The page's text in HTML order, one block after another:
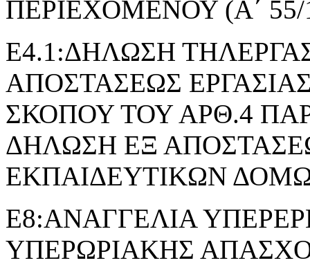
ΠΕΡΙΕΧΟΜΕΝΟΥ (Α΄ 55/
Ε4.1:ΔΗΛΩΣΗ
ΑΠΟΣΤΑΣΕΩΣ
ΣΚΟΠΟΥ ΤΟΥ ΑΡΘ.4
ΔΗΛΩΣΗ ΕΞ
ΕΚΠΑΙΔΕΥΤΙΚΩΝ
Ε8:ΑΝΑΓΓΕΛΙΑ
ΥΠΕΡΩΡΙΑΚΗΣ